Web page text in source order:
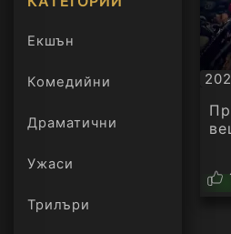
Екшън
Комедийни
Драматични
Ужаси
Трилъри
онлайн